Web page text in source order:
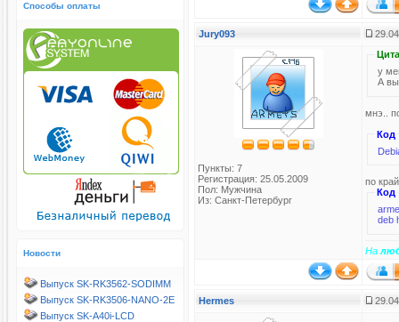
Способы оплаты
Новости
Выпуск SK-RK3562-SODIMM
Выпуск SK-RK3506-NANO-2E
Выпуск SK-A40i-LCD
Jury093
Пункты: 7
Регистрация: 25.05.2009
Пол: Мужчина
Из: Санкт-Петербург
у
А вы
мнэ..
Код
по
Код
deb
На
Hermes